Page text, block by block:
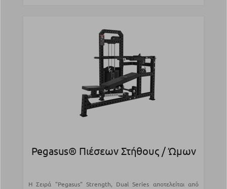
Pegasus® Πιέσεων Στήθους / Ώμων
Η Σειρά "Pegasus" Strength, Dual Series αποτελείται από